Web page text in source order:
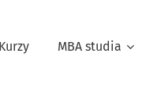
Kurzy MBA studia